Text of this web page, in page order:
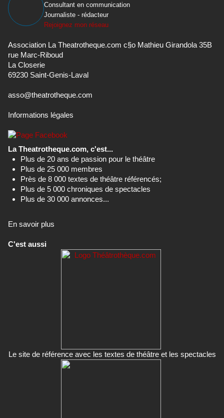
Consultant en communication
Journaliste - rédacteur
Rejoignez mon réseau
Association La Theatrotheque.com c§o Mathieu Girandola 35B
rue Marc-Riboud
La Closerie
69230 Saint-Genis-Laval
asso@theatrotheque.com
Informations légales
La Theatrotheque.com, c'est...
Plus de 20 ans de passion pour le théâtre
Plus de 25 000 membres
Près de 8 000 textes de théâtre référencés;
Plus de 5 000 chroniques de spectacles
Plus de 30 000 annonces...
En savoir plus
C'est aussi
Le site de référence avec les textes de théâtre et les spectacles